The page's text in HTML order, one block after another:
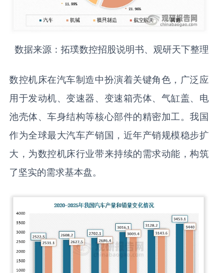
数据来源：拓璞数控招股说明书、观研天下整理
数控机床在汽车制造中扮演着关键角色，广泛应
用于发动机、变速器、变速箱壳体、气缸盖、电
池壳体、车身结构等核心部件的精密加工。我国
作为全球最大汽车产销国，近年产销规模稳步扩
大，为数控机床行业带来持续的需求动能，构筑
了坚实的需求基本盘。